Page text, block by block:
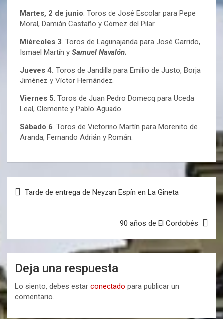
Martes, 2 de junio. Toros de José Escolar para Pepe
Moral, Damián Castaño y Gómez del Pilar.
Miércoles 3. Toros de Lagunajanda para José Garrido,
Ismael Martín y Samuel Navalón.
Jueves 4. Toros de Jandilla para Emilio de Justo, Borja
Jiménez y Víctor Hernández.
Viernes 5. Toros de Juan Pedro Domecq para Uceda
Leal, Clemente y Pablo Aguado.
Sábado 6. Toros de Victorino Martín para Morenito de
Aranda, Fernando Adrián y Román.
Tarde de entrega de Neyzan Espín en La Gineta
90 años de El Cordobés
Deja una respuesta
Lo siento, debes estar conectado para publicar un
comentario.